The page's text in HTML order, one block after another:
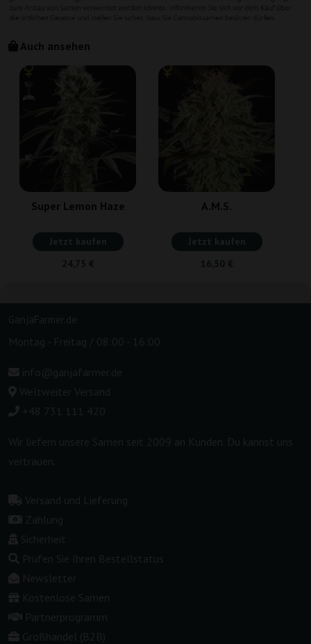
Auch ansehen
Super Lemon Haze
Jetzt kaufen
24,75 €
A.M.S.
Jetzt kaufen
16,50 €
GanjaFarmer.de
Montag - Freitag / 08:00 - 16:00
info@ganjafarmer.de
Weltweiter Versand
+48 731 111 420
Wir liefern unsere Samen seit 2009 an Kunden. Du kannst uns
vertrauen.
Versand und Lieferung
Zahlung
Sicherheit
Prüfen Sie Ihren Bestellstatus
Newsletter
Kostenlose Samen
Partnerprogramm
Großhandel (B2B)